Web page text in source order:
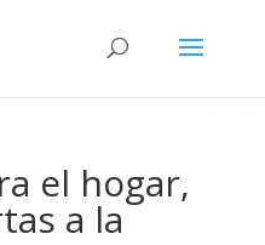
el hogar,
a la